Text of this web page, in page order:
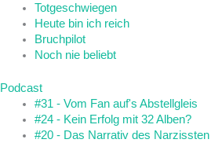
Totgeschwiegen
Heute bin ich reich
Bruchpilot
Noch nie beliebt
Podcast
#31 - Vom Fan auf's Abstellgleis
#24 - Kein Erfolg mit 32 Alben?
#20 - Das Narrativ des Narzissten